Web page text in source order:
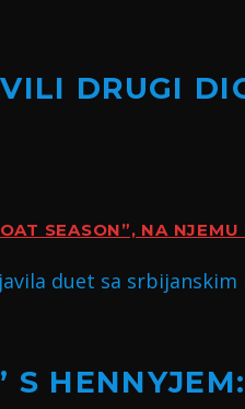
DRUGI
SEASON”, NA NJEMU